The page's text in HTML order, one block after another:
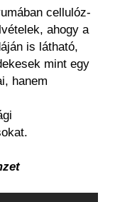
cellulóz-
ahogy a
is látható,
mint egy
hanem